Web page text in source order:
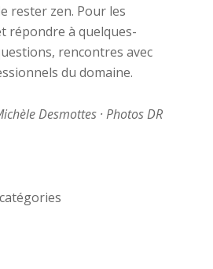
rester zen. Pour les
répondre à quelques-
rencontres avec
du domaine.
Desmottes · Photos DR